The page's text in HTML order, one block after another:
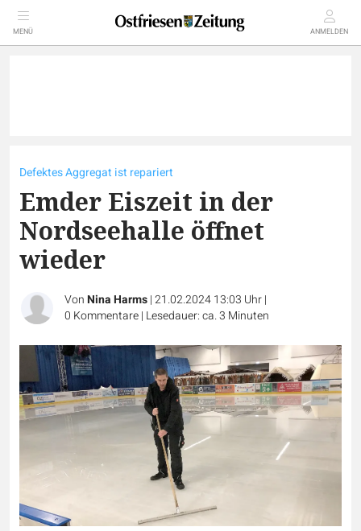
MENÜ ANMELDEN
Defektes Aggregat ist repariert
Emder Eiszeit in der
Nordseehalle öffnet
wieder
VonNina Harms|21.02.2024 13:03 Uhr|
0 Kommentare| Lesedauer: ca. 3 Minuten